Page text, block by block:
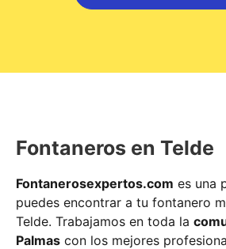
Fontaneros en Telde
Fontanerosexpertos.com es una
puedes encontrar a tu fontanero
Telde. Trabajamos en toda la
Palmas con los mejores